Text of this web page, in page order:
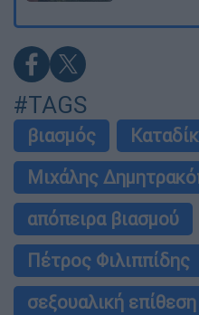
#TAGS
βιασμός
Μιχάλης
απόπειρα βιασμού
Πέτρος Φιλιππίδης
σεξουαλική επίθεση